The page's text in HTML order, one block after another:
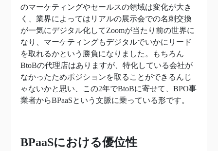
のマーケティングやセールスの領域は変化が大き
く、業界によってはリアルの展示会での名刺交換
が一気にデジタル化してZoomが当たり前の世界に
なり、マーケティングもデジタルでいかにリード
を取れるかという勝負になりました。もちろん
BtoBの代理店はありますが、特化している会社が
なかったためポジションを取ることができるんじ
ゃないかと思い、この2年でBtoBに寄せて、BPO事
業者からBPaaSという文脈に乗っている形です。
BPaaSにおける優位性